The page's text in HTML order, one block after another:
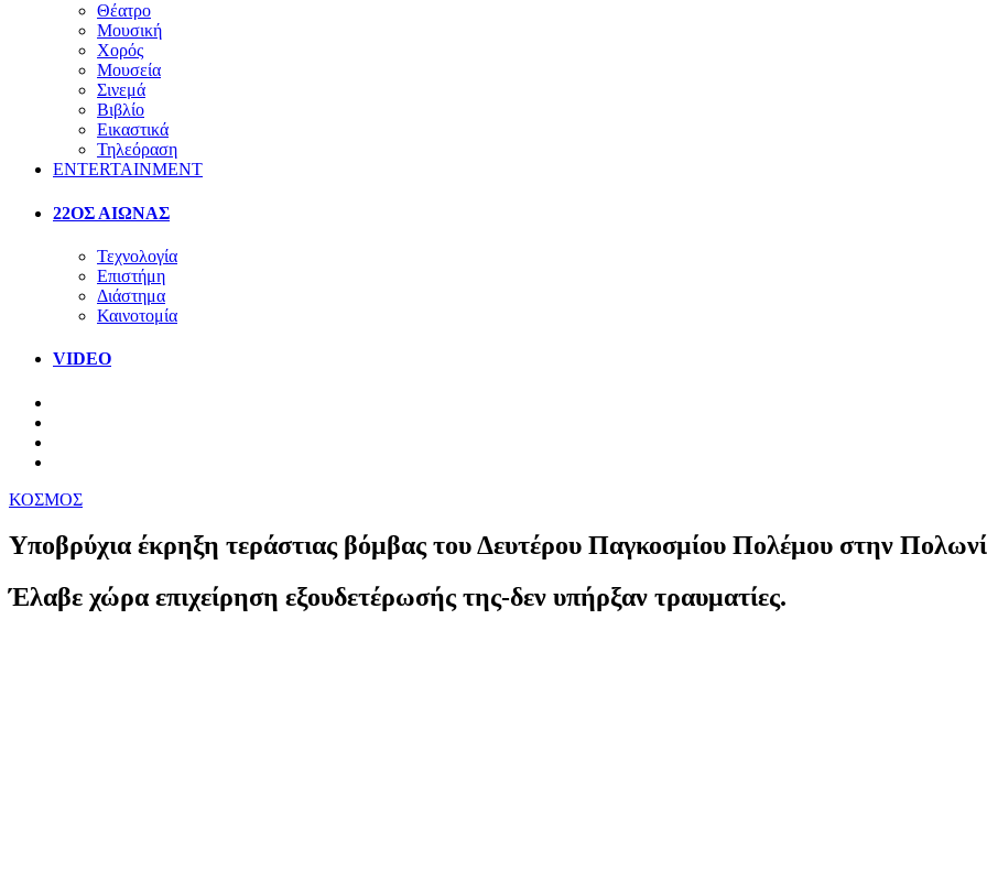
Θέατρο
Μουσική
Χορός
Μουσεία
Σινεμά
Βιβλίο
Εικαστικά
Τηλεόραση
ENTERTAINMENT
22ΟΣ ΑΙΩΝΑΣ
Τεχνολογία
Επιστήμη
Διάστημα
Καινοτομία
VIDEO
ΚΟΣΜΟΣ
Υποβρύχια έκρηξη τεράστιας βόμβας του Δευτέρου Παγκοσμίου Πολέμου στην
Έλαβε χώρα επιχείρηση εξουδετέρωσής της-δεν υπήρξαν τραυματίες.